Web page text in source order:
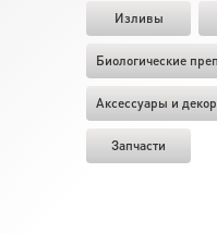
Изливы
Биологические
Аксессуары и декор
Запчасти